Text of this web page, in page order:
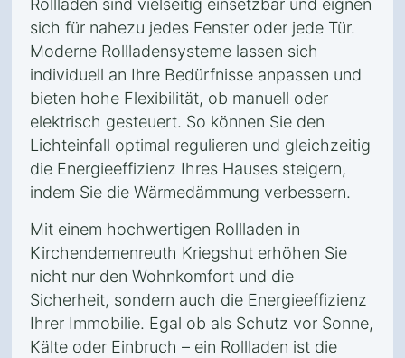
Rollläden sind vielseitig einsetzbar und eignen
sich für nahezu jedes Fenster oder jede Tür.
Moderne Rollladensysteme lassen sich
individuell an Ihre Bedürfnisse anpassen und
bieten hohe Flexibilität, ob manuell oder
elektrisch gesteuert. So können Sie den
Lichteinfall optimal regulieren und gleichzeitig
die Energieeffizienz Ihres Hauses steigern,
indem Sie die Wärmedämmung verbessern.
Mit einem hochwertigen Rollladen in
Kirchendemenreuth Kriegshut erhöhen Sie
nicht nur den Wohnkomfort und die
Sicherheit, sondern auch die Energieeffizienz
Ihrer Immobilie. Egal ob als Schutz vor Sonne,
Kälte oder Einbruch – ein Rollladen ist die